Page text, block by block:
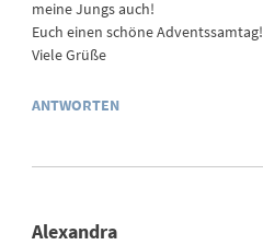
meine Jungs auch!
Euch einen schöne Adventssamtag!
Viele Grüße
ANTWORTEN
Alexandra